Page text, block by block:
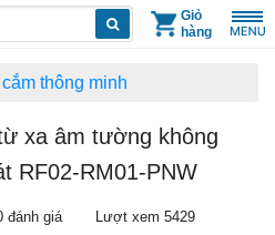
Giỏ
hàng
thông minh
xa âm tường không
RF02-RM01-PNW
đánh giá Lượt xem 5429